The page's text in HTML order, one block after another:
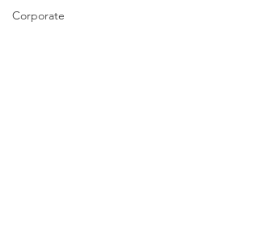
Corporate